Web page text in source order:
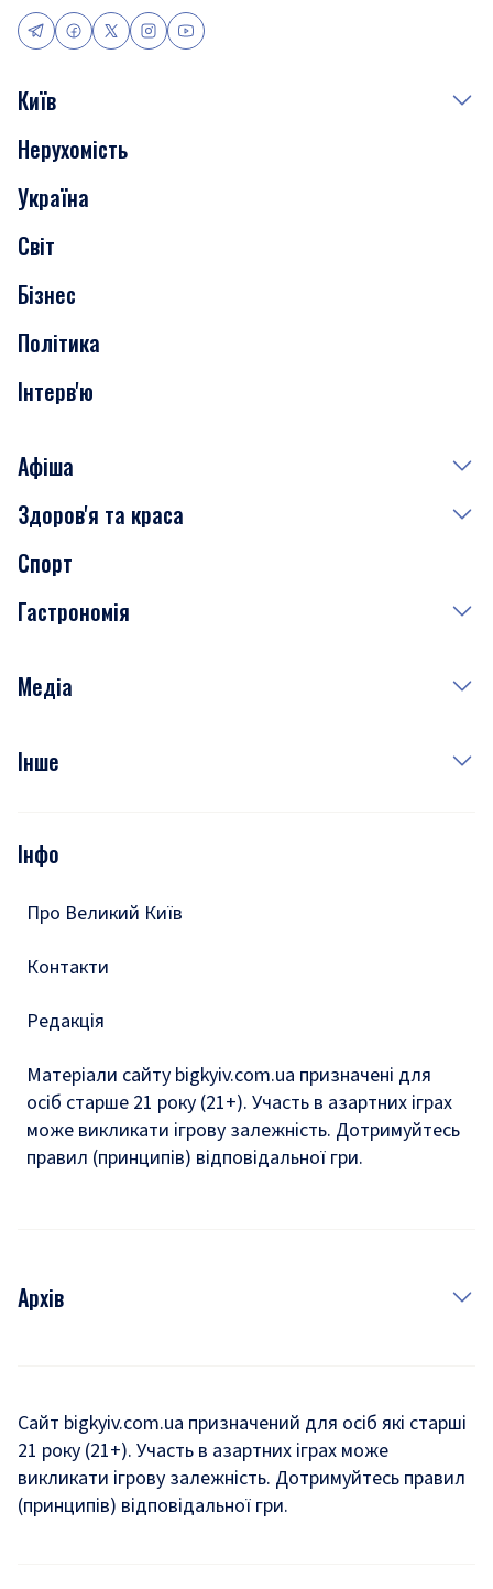
Київ
Події
Скандали
Нерухомість
Транспорт
Нерухомість
Україна
Світ
Бізнес
Політика
Інтерв'ю
Афіша
Сьогодні
Завтра
Субота
Здоров'я та краса
Медицина
Краса
Спорт
Гастрономія
Рецепти
Медіа
Фото
Подкасти
Інше
Тести
Інфо
Про Великий Київ
Контакти
Редакція
Матеріали сайту bigkyiv.com.ua призначені для
осіб старше 21 року (21+). Участь в азартних іграх
може викликати ігрову залежність. Дотримуйтесь
правил (принципів) відповідальної гри.
Архів
Комуналка
Хроніки війни
Сайт bigkyiv.com.ua призначений для осіб які старші
21 року (21+). Участь в азартних іграх може
викликати ігрову залежність. Дотримуйтесь правил
(принципів) відповідальної гри.